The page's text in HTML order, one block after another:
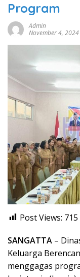
Program
Admin
November 4, 2024
Post Views: 715
SANGATTA –
Keluarga
menggagas